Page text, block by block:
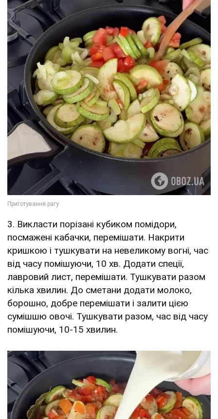
3. Викласти порізані кубиком помідори,
посмажені кабачки, перемішати. Накрити
кришкою і тушкувати на невеликому вогні, час
від часу помішуючи, 10 хв. Додати спеції,
лавровий лист, перемішати. Тушкувати разом
кілька хвилин. До сметани додати молоко,
борошно, добре перемішати і залити цією
сумішшю овочі. Тушкувати разом, час від часу
помішуючи, 10-15 хвилин.